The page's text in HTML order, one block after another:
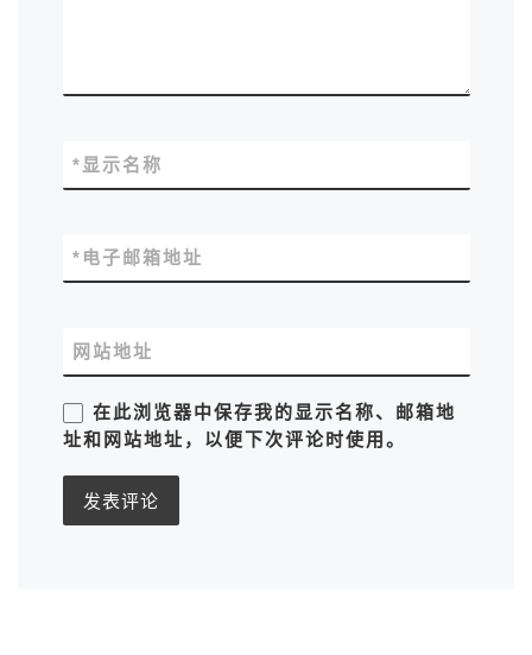
显示名称
*
电子邮箱地址
*
网站地址
在此浏览器中保存我的显示名称、邮箱地
址和网站地址，以便下次评论时使用。